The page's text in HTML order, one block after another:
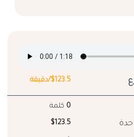
$123.5/دقيقة
0 كلمة
$123.5